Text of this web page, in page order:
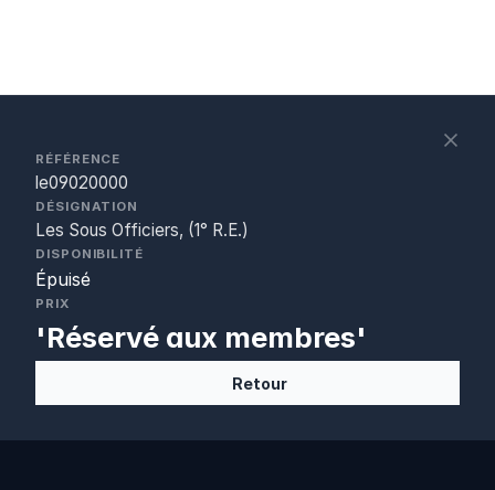
RÉFÉRENCE
le09020000
DÉSIGNATION
Les Sous Officiers, (1° R.E.)
DISPONIBILITÉ
Épuisé
PRIX
'Réservé aux membres'
Retour